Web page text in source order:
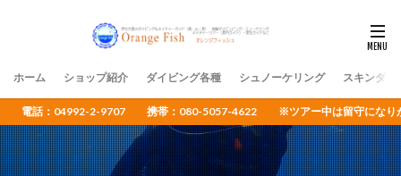
ホーム ショップ紹介 ダイビング各種 シュノーケリング スキンダイ
電話：04992-2-9707 携帯：080-5057-4622 ※ツアー中は留守になりがち